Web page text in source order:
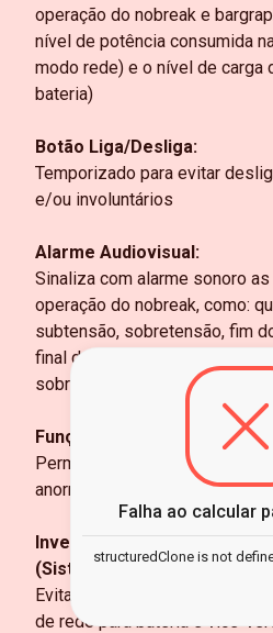
operação do nobreak e
nível de potência consumida
modo rede) e o nível de carga
bateria)
Botão Liga/Desliga:
Temporizado para evitar
e/ou involuntários
Alarme Audiovisual:
Sinaliza com alarme sonoro
operação do nobreak, como:
subtensão, sobretensão, fim
final de vida útil da bateria,
sobretemperatura
Função Mute:
Permite inibir o alarme sonoro
anormalidade
Inversor Sincronizado Com
(Sistema PLL):
Evita oscilações bruscas na
de rede para bateria e vice-
Falha ao calcular
structuredClone is not